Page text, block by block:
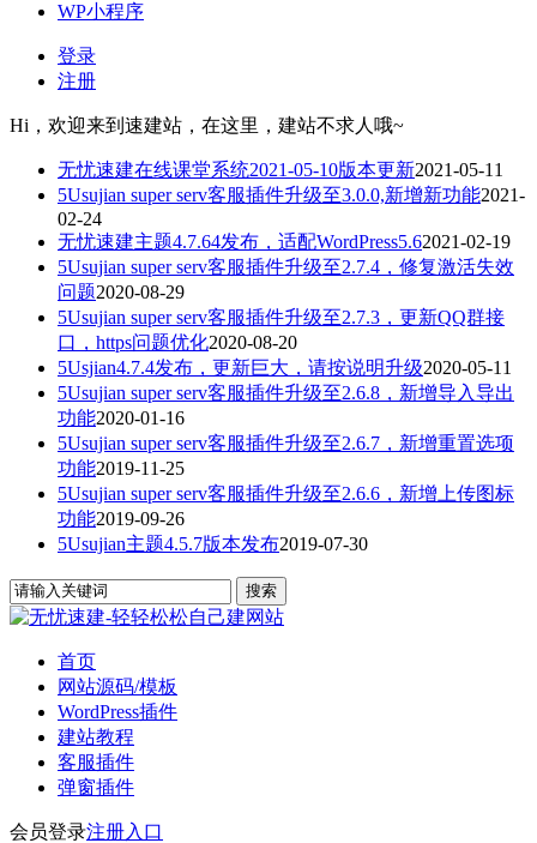
WP小程序
登录
注册
Hi，欢迎来到速建站，在这里，建站不求人哦~
无忧速建在线课堂系统2021-05-10版本更新2021-05-11
5Usujian super serv客服插件升级至3.0.0,新增新功能2021-
02-24
无忧速建主题4.7.64发布，适配WordPress5.62021-02-19
5Usujian super serv客服插件升级至2.7.4，修复激活失效
问题2020-08-29
5Usujian super serv客服插件升级至2.7.3，更新QQ群接
口，https问题优化2020-08-20
5Usjian4.7.4发布，更新巨大，请按说明升级2020-05-11
5Usujian super serv客服插件升级至2.6.8，新增导入导出
功能2020-01-16
5Usujian super serv客服插件升级至2.6.7，新增重置选项
功能2019-11-25
5Usujian super serv客服插件升级至2.6.6，新增上传图标
功能2019-09-26
5Usujian主题4.5.7版本发布2019-07-30
首页
网站源码/模板
WordPress插件
建站教程
客服插件
弹窗插件
会员登录注册入口